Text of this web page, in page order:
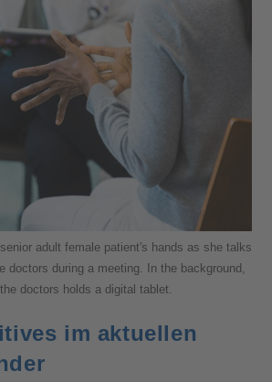
adult female patient's hands as she talks
doctors during a meeting. In the background,
doctors holds a digital tablet.
im aktuellen